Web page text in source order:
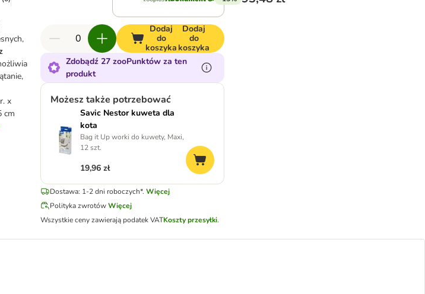
x
cm
Dodaj
do
koszyka
Dodaj
do
koszyka
Zdobądź 27 zooPunktów za ten
produkt
Możesz także potrzebować
Savic Nestor kuweta dla
kota
Bag it Up worki do kuwety, Maxi,
12 szt.
19,96 zł
Dostawa: 1-2 dni roboczych*. Więcej
Polityka zwrotów Więcej
Wszystkie ceny zawierają podatek VATKoszty przesyłki.